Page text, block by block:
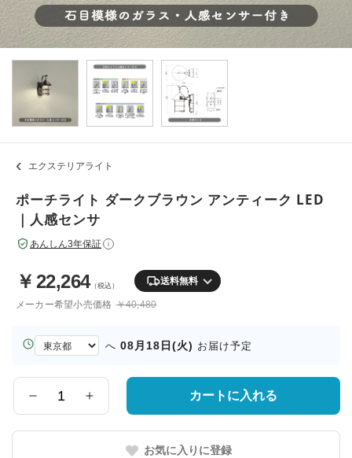
エクステリアライト
ポーチライト ダークブラウン アンティーク LED
｜人感センサ
あんしん3年保証 i
￥ 22,264（税込） 送料無料
メーカー希望小売価格 ￥40,480
お
届
へ 08月18日(火) お届け予定
量
カートに入れる
お気に入りに登録